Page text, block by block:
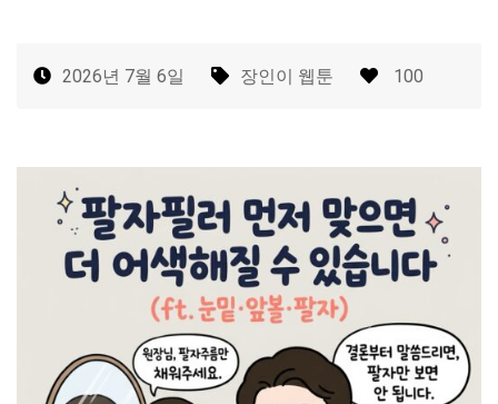
2026년 7월 6일 장인이 웹툰 100